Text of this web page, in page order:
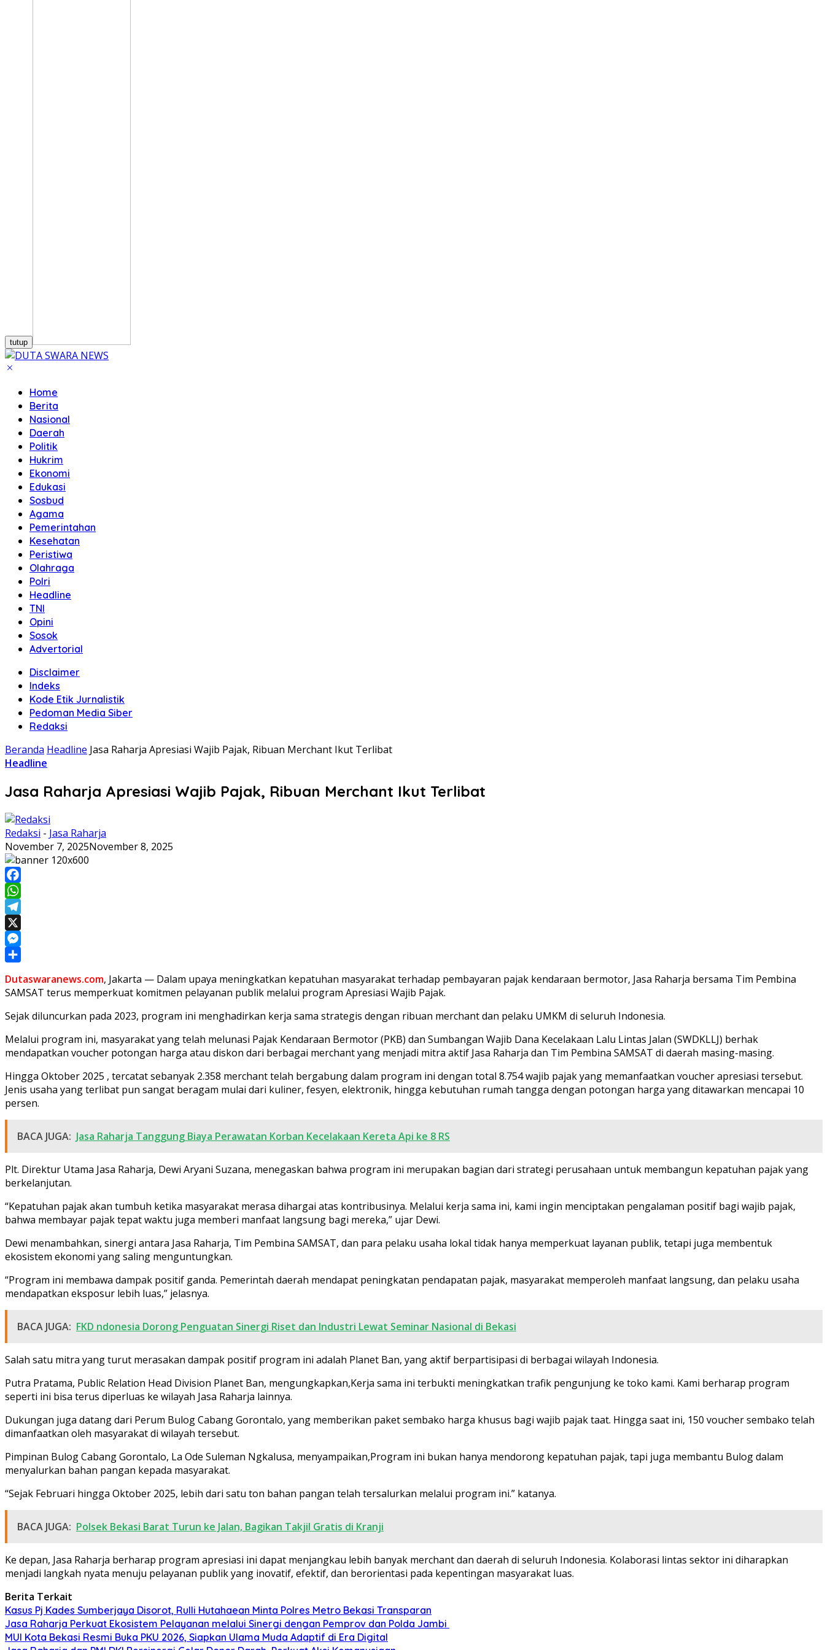
tutup
Home
Berita
Nasional
Daerah
Politik
Hukrim
Ekonomi
Edukasi
Sosbud
Agama
Pemerintahan
Kesehatan
Peristiwa
Olahraga
Polri
Headline
TNI
Opini
Sosok
Advertorial
Disclaimer
Indeks
Kode Etik Jurnalistik
Pedoman Media Siber
Redaksi
Beranda Headline Jasa Raharja Apresiasi Wajib Pajak, Ribuan Merchant Ikut Terlibat
Headline
Jasa Raharja Apresiasi Wajib Pajak, Ribuan Merchant Ikut Terlibat
Redaksi - Jasa Raharja
November 7, 2025November 8, 2025
Facebook
WhatsApp
Telegram
X
Messenger
Dutaswaranews.com, Jakarta — Dalam upaya meningkatkan kepatuhan masyarakat terhadap pembayaran pajak kendaraan bermotor, Jasa Raharja bersama Tim Pembina
SAMSAT terus memperkuat komitmen pelayanan publik melalui program Apresiasi Wajib Pajak.
Sejak diluncurkan pada 2023, program ini menghadirkan kerja sama strategis dengan ribuan merchant dan pelaku UMKM di seluruh Indonesia.
Melalui program ini, masyarakat yang telah melunasi Pajak Kendaraan Bermotor (PKB) dan Sumbangan Wajib Dana Kecelakaan Lalu Lintas Jalan (SWDKLLJ) berhak
mendapatkan voucher potongan harga atau diskon dari berbagai merchant yang menjadi mitra aktif Jasa Raharja dan Tim Pembina SAMSAT di daerah masing-masing.
Hingga Oktober 2025 , tercatat sebanyak 2.358 merchant telah bergabung dalam program ini dengan total 8.754 wajib pajak yang memanfaatkan voucher apresiasi tersebut.
Jenis usaha yang terlibat pun sangat beragam mulai dari kuliner, fesyen, elektronik, hingga kebutuhan rumah tangga dengan potongan harga yang ditawarkan mencapai 10
persen.
BACA JUGA: Jasa Raharja Tanggung Biaya Perawatan Korban Kecelakaan Kereta Api ke 8 RS
Plt. Direktur Utama Jasa Raharja, Dewi Aryani Suzana, menegaskan bahwa program ini merupakan bagian dari strategi perusahaan untuk membangun kepatuhan pajak yang
berkelanjutan.
“Kepatuhan pajak akan tumbuh ketika masyarakat merasa dihargai atas kontribusinya. Melalui kerja sama ini, kami ingin menciptakan pengalaman positif bagi wajib pajak,
bahwa membayar pajak tepat waktu juga memberi manfaat langsung bagi mereka,” ujar Dewi.
Dewi menambahkan, sinergi antara Jasa Raharja, Tim Pembina SAMSAT, dan para pelaku usaha lokal tidak hanya memperkuat layanan publik, tetapi juga membentuk
ekosistem ekonomi yang saling menguntungkan.
“Program ini membawa dampak positif ganda. Pemerintah daerah mendapat peningkatan pendapatan pajak, masyarakat memperoleh manfaat langsung, dan pelaku usaha
mendapatkan eksposur lebih luas,” jelasnya.
BACA JUGA: FKD ndonesia Dorong Penguatan Sinergi Riset dan Industri Lewat Seminar Nasional di Bekasi
Salah satu mitra yang turut merasakan dampak positif program ini adalah Planet Ban, yang aktif berpartisipasi di berbagai wilayah Indonesia.
Putra Pratama, Public Relation Head Division Planet Ban, mengungkapkan,Kerja sama ini terbukti meningkatkan trafik pengunjung ke toko kami. Kami berharap program
seperti ini bisa terus diperluas ke wilayah Jasa Raharja lainnya.
Dukungan juga datang dari Perum Bulog Cabang Gorontalo, yang memberikan paket sembako harga khusus bagi wajib pajak taat. Hingga saat ini, 150 voucher sembako telah
dimanfaatkan oleh masyarakat di wilayah tersebut.
Pimpinan Bulog Cabang Gorontalo, La Ode Suleman Ngkalusa, menyampaikan,Program ini bukan hanya mendorong kepatuhan pajak, tapi juga membantu Bulog dalam
menyalurkan bahan pangan kepada masyarakat.
“Sejak Februari hingga Oktober 2025, lebih dari satu ton bahan pangan telah tersalurkan melalui program ini.” katanya.
BACA JUGA: Polsek Bekasi Barat Turun ke Jalan, Bagikan Takjil Gratis di Kranji
Ke depan, Jasa Raharja berharap program apresiasi ini dapat menjangkau lebih banyak merchant dan daerah di seluruh Indonesia. Kolaborasi lintas sektor ini diharapkan
menjadi langkah nyata menuju pelayanan publik yang inovatif, efektif, dan berorientasi pada kepentingan masyarakat luas.
Berita Terkait
Kasus Pj Kades Sumberjaya Disorot, Rulli Hutahaean Minta Polres Metro Bekasi Transparan
Jasa Raharja Perkuat Ekosistem Pelayanan melalui Sinergi dengan Pemprov dan Polda Jambi
MUI Kota Bekasi Resmi Buka PKU 2026, Siapkan Ulama Muda Adaptif di Era Digital